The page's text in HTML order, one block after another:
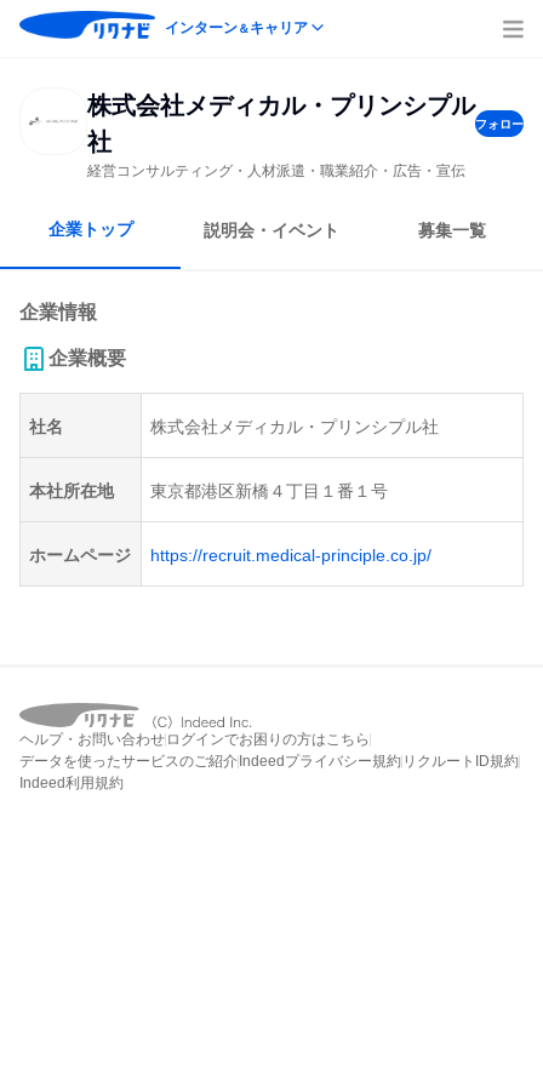
インターン＆キャリア
株式会社メディカル・プリンシプル
社
フォロー
経営コンサルティング・人材派遣・職業紹介・広告・宣伝
企業トップ 説明会・イベント 募集一覧
企業情報
企業概要
社名 株式会社メディカル・プリンシプル社
本社所在地 東京都港区新橋４丁目１番１号
ホームページ https://recruit.medical-principle.co.jp/
ヘルプ・お問い合わせ ログインでお困りの方はこちら
データを使ったサービスのご紹介 Indeedプライバシー規約 リクルートID規約
Indeed利用規約